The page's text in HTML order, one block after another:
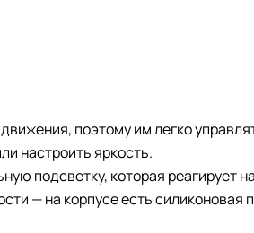
поэтому им легко
настроить яркость.
подсветку, которая реагирует
— на корпусе есть силиконовая